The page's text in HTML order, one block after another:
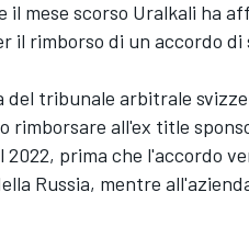
mese scorso Uralkali ha
il rimborso di un accordo
del tribunale arbitrale
rimborsare all'ex title
prima che l'accordo
Russia, mentre